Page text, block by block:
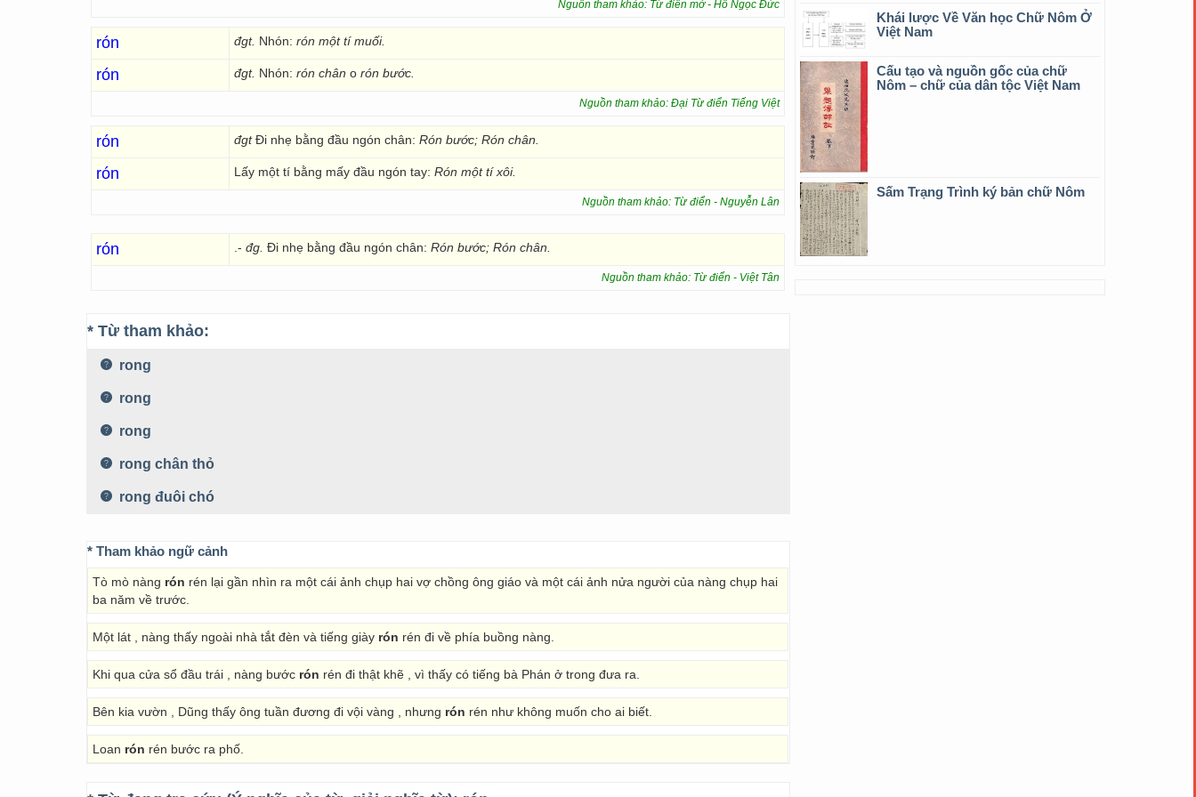
Nguồn tham khảo: Từ điển mở - Hồ Ngọc Đức
rón đgt. Nhón: rón một tí muối.
rón đgt. Nhón: rón chân o rón bước.
Nguồn tham khảo: Đại Từ điển Tiếng Việt
rón đgtĐi nhẹ bằng đầu ngón chân: Rón bước; Rón chân.
rón Lấy một tí bằng mấy đầu ngón tay: Rón một tí xôi.
Nguồn tham khảo: Từ điển - Nguyễn Lân
rón .- đg. Đi nhẹ bằng đầu ngón chân: Rón bước; Rón chân.
Nguồn tham khảo: Từ điển - Việt Tân
* Từ tham khảo:
rong
rong
rong
rong chân thỏ
rong đuôi chó
* Tham khảo ngữ cảnh
Tò mò nàng rón rén lại gần nhìn ra một cái ảnh chụp hai vợ chồng ông giáo và một cái ảnh nửa người của nàng chụp hai
ba năm về trước.
Một lát , nàng thấy ngoài nhà tắt đèn và tiếng giày rón rén đi về phía buồng nàng.
Khi qua cửa sổ đầu trái , nàng bước rón rén đi thật khẽ , vì thấy có tiếng bà Phán ở trong đưa ra.
Bên kia vườn , Dũng thấy ông tuần đương đi vội vàng , nhưng rón rén như không muốn cho ai biết.
Loan rón rén bước ra phố.
Khái lược Về Văn học Chữ Nôm Ở
Việt Nam
Cấu tạo và nguồn gốc của chữ
Nôm – chữ của dân tộc Việt Nam
Sấm Trạng Trình ký bản chữ Nôm